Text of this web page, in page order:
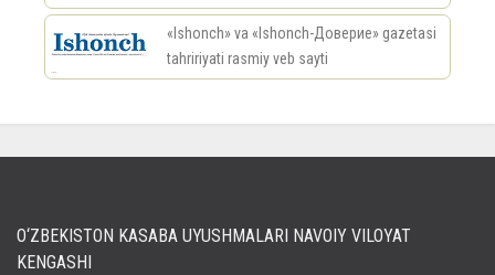
«Ishonch» va «Ishonch-Доверие» gazetasi
tahririyati rasmiy veb sayti
O‘ZBEKISTON KASABA UYUSHMALARI NAVOIY VILOYAT
KENGASHI